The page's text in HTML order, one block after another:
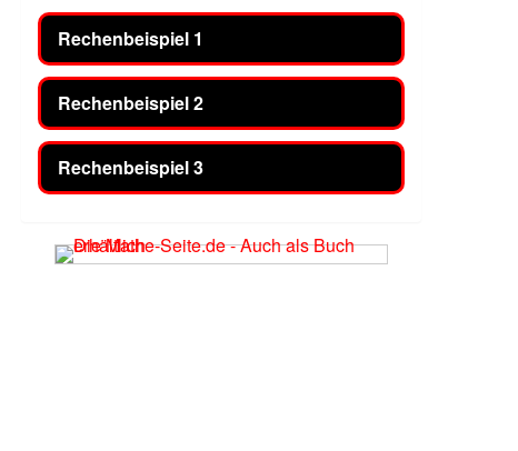
Rechenbeispiel 1
Rechenbeispiel 2
Rechenbeispiel 3